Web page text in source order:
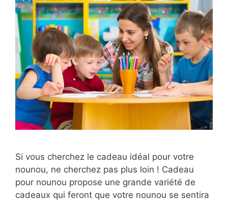
Si vous cherchez le cadeau idéal pour votre
nounou, ne cherchez pas plus loin ! Cadeau
pour nounou propose une grande variété de
cadeaux qui feront que votre nounou se sentira